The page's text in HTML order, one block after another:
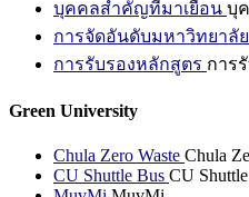
บุคคลสำคัญที่มาเยือน บุ
การจัดอันดับมหาวิทยาลัย
การรับรองหลักสูตร การ
Green University
Chula Zero Waste Chula
CU Shuttle Bus CU